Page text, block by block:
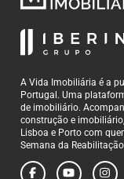
A Vida Imobiliária é a
Portugal. Uma
de imobiliário.
construção e
Lisboa e Porto com
Semana da